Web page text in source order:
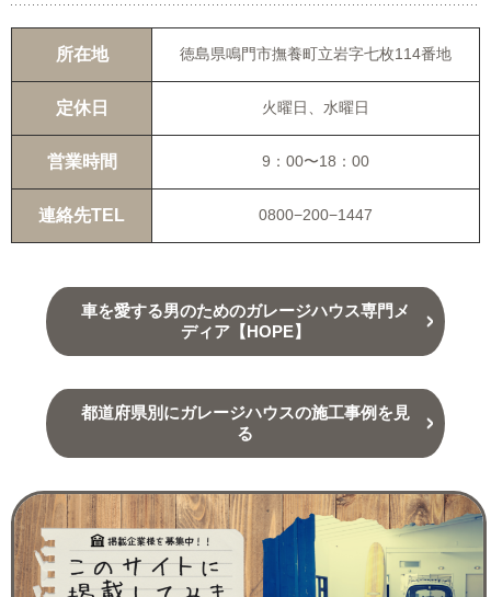
所在地 徳島県鳴門市撫養町立岩字七枚114番地
定休日 火曜日、水曜日
営業時間 9：00〜18：00
連絡先TEL 0800−200−1447
車を愛する男のためのガレージハウス専門メ
ディア【HOPE】
都道府県別にガレージハウスの施工事例を見
る